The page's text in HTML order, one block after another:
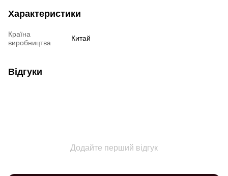
Характеристики
Країна
виробництва
Китай
Відгуки
Додайте перший відгук